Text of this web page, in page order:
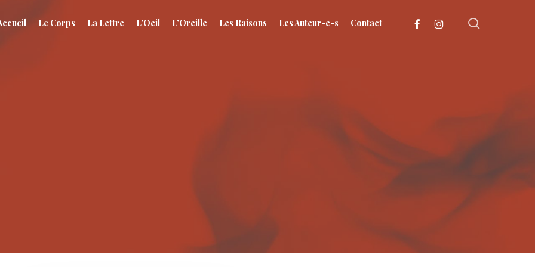
Le Corps La Lettre L’Oeil L’Oreille Les Raisons Les Auteur-e-s Contact facebookinstagram